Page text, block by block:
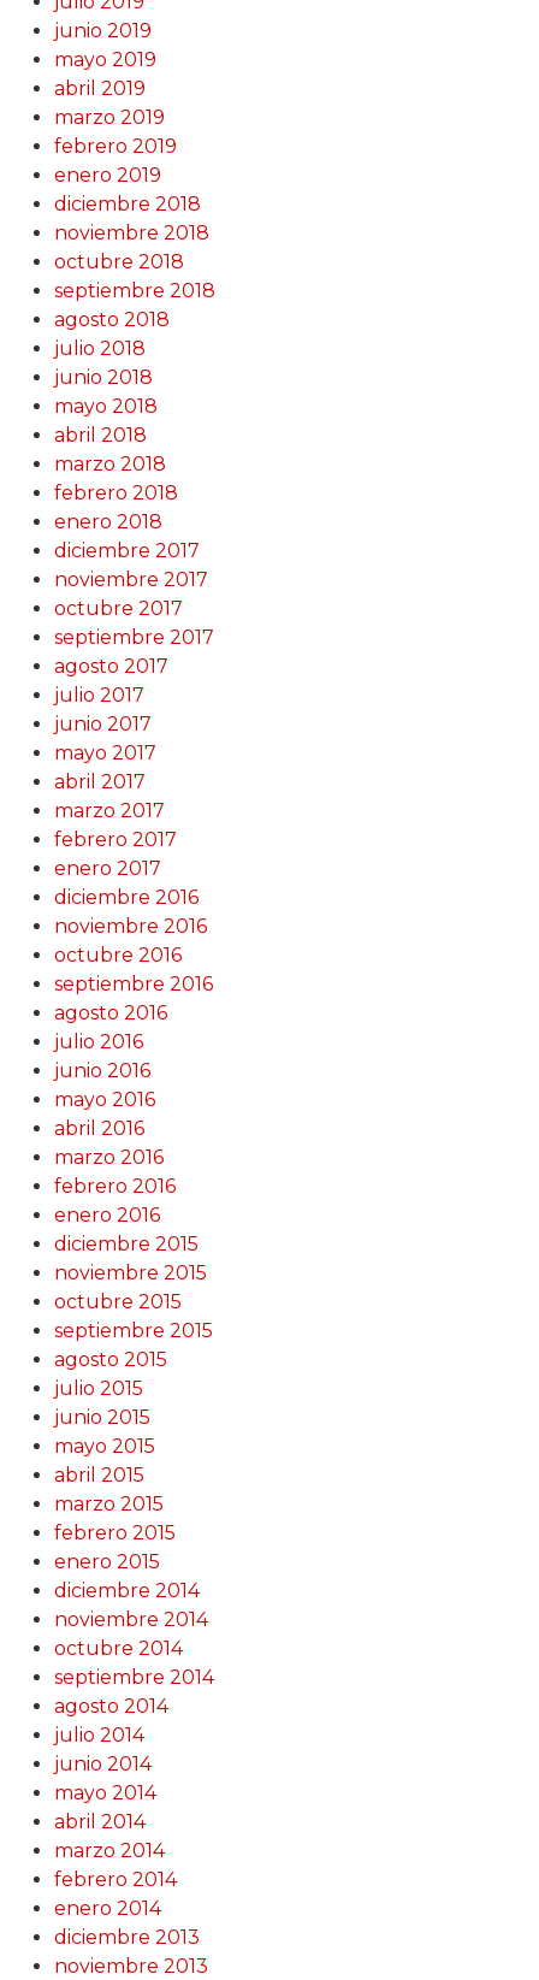
junio 2019
mayo 2019
abril 2019
marzo 2019
febrero 2019
enero 2019
diciembre 2018
noviembre 2018
octubre 2018
septiembre 2018
agosto 2018
julio 2018
junio 2018
mayo 2018
abril 2018
marzo 2018
febrero 2018
enero 2018
diciembre 2017
noviembre 2017
octubre 2017
septiembre 2017
agosto 2017
julio 2017
junio 2017
mayo 2017
abril 2017
marzo 2017
febrero 2017
enero 2017
diciembre 2016
noviembre 2016
octubre 2016
septiembre 2016
agosto 2016
julio 2016
junio 2016
mayo 2016
abril 2016
marzo 2016
febrero 2016
enero 2016
diciembre 2015
noviembre 2015
octubre 2015
septiembre 2015
agosto 2015
julio 2015
junio 2015
mayo 2015
abril 2015
marzo 2015
febrero 2015
enero 2015
diciembre 2014
noviembre 2014
octubre 2014
septiembre 2014
agosto 2014
julio 2014
junio 2014
mayo 2014
abril 2014
marzo 2014
febrero 2014
enero 2014
diciembre 2013
noviembre 2013